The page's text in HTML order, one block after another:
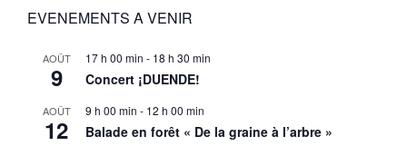
EVENEMENTS A VENIR
AOÛT
9
17 h 00 min - 18 h 30 min
Concert ¡DUENDE!
AOÛT
12
9 h 00 min - 12 h 00 min
Balade en forêt « De la graine à l’arbre »